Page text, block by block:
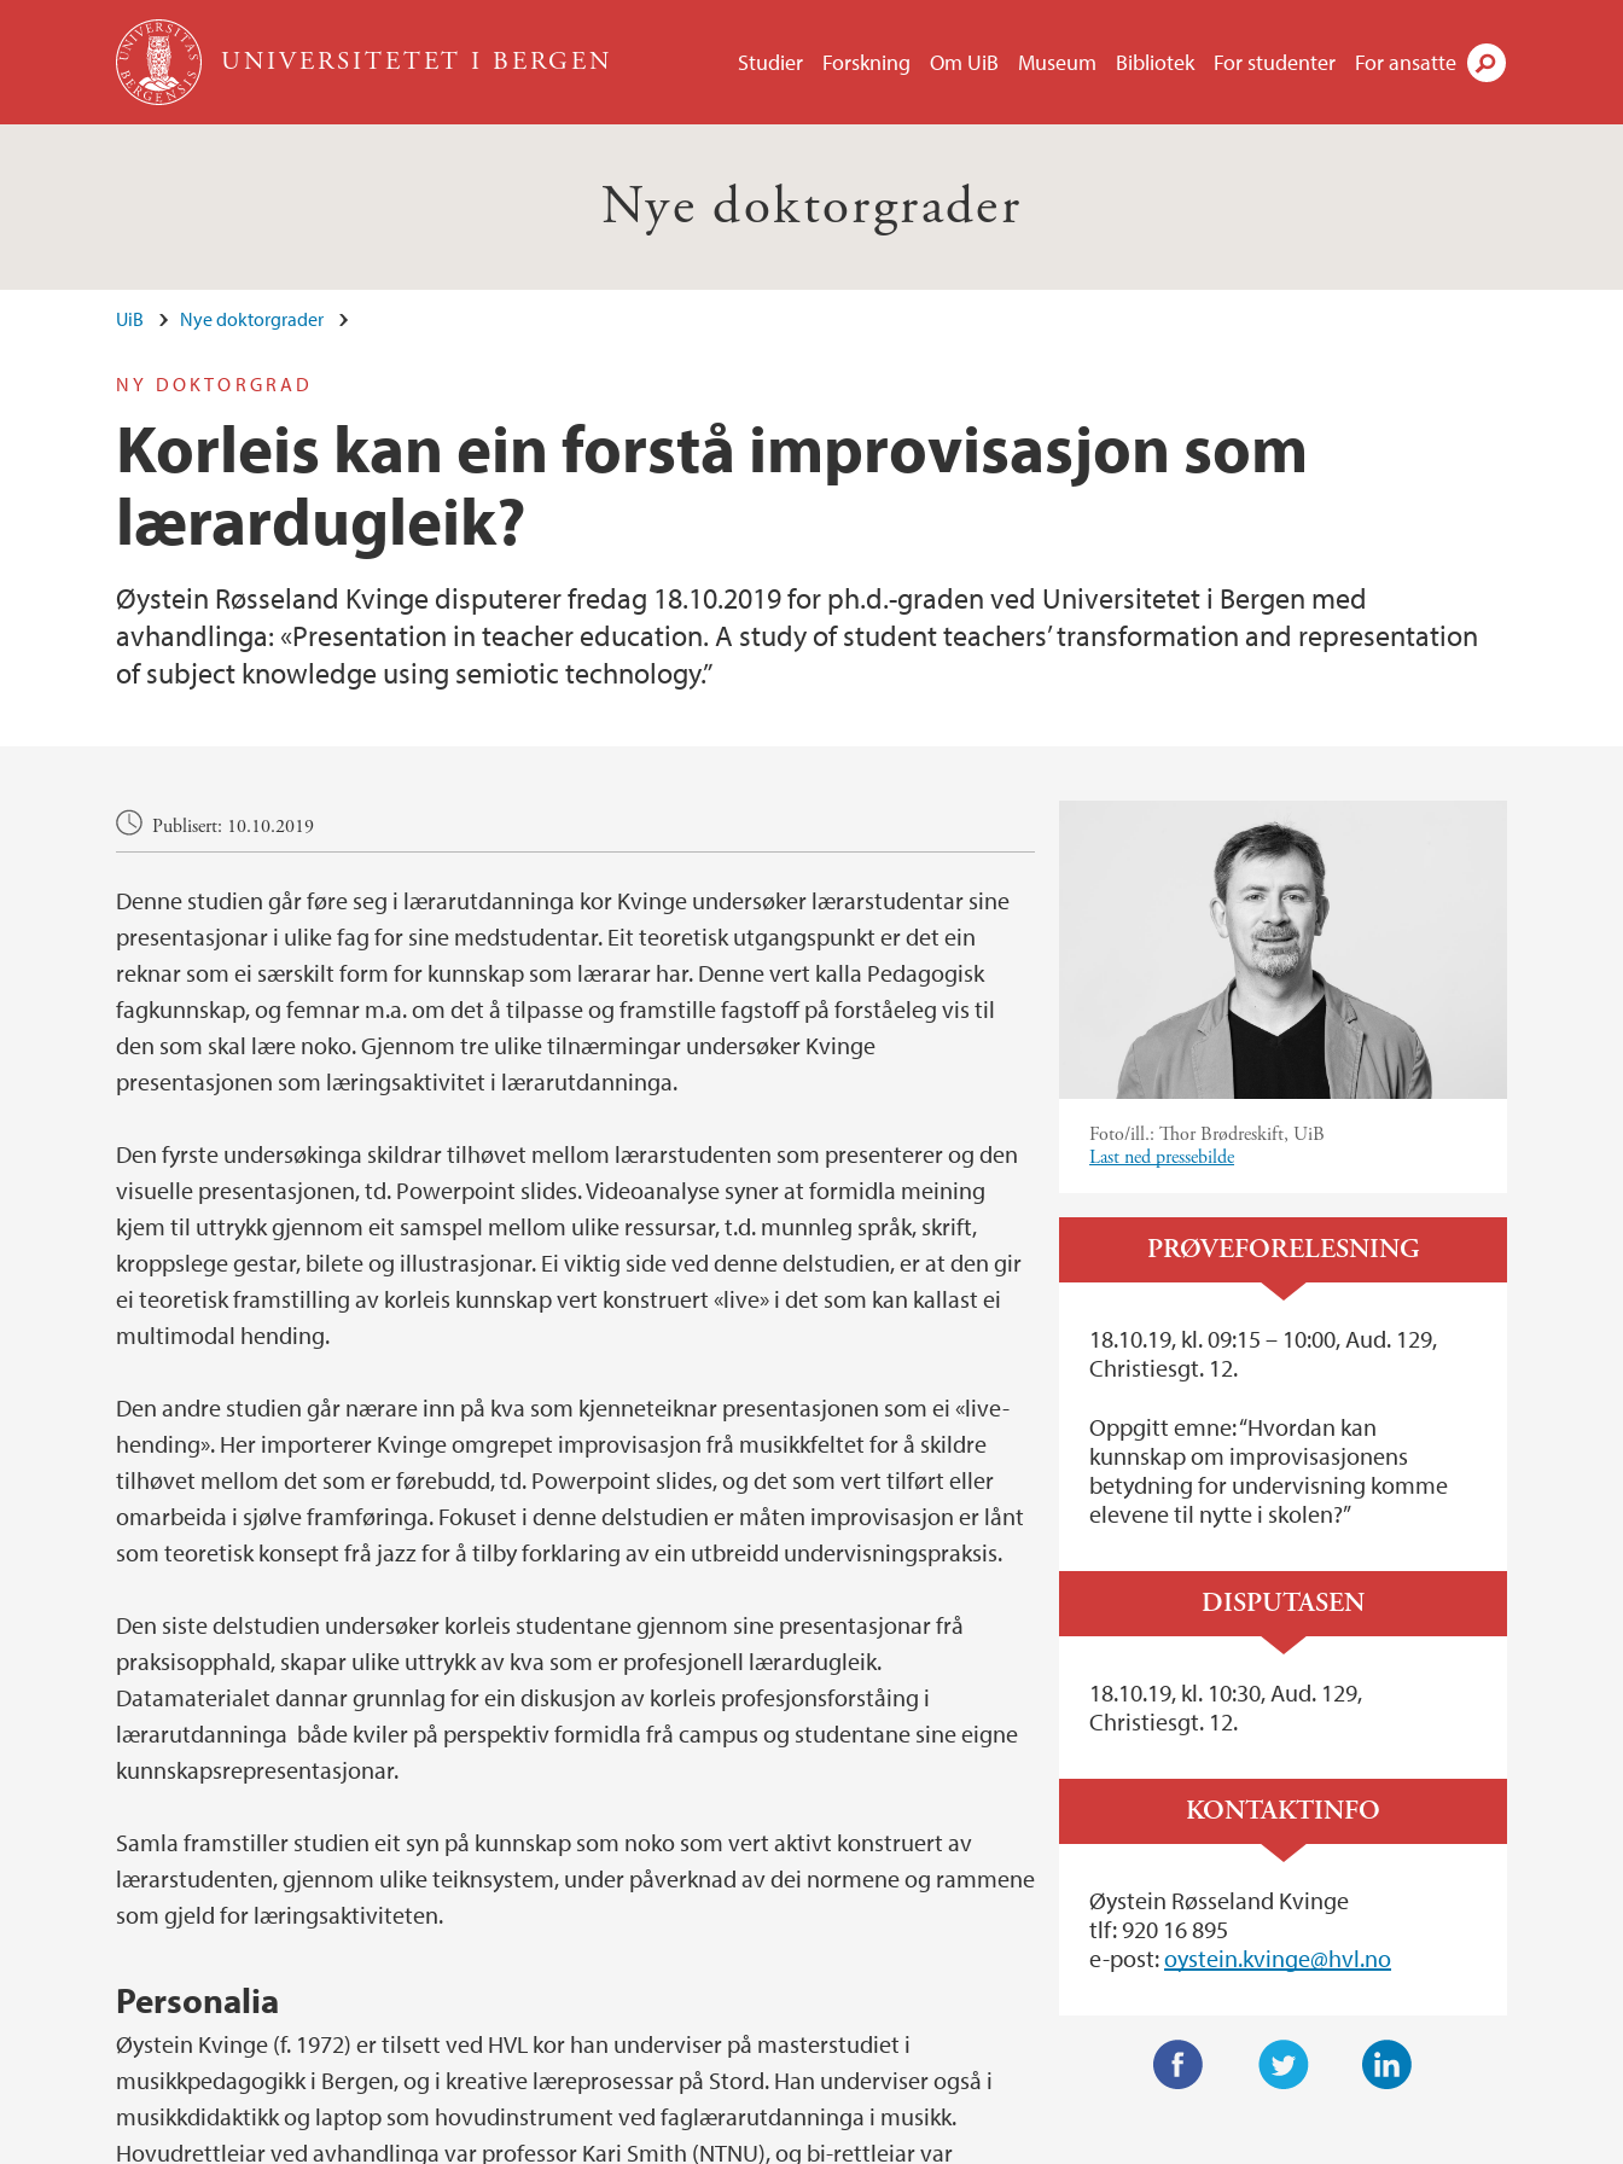
Hopp til hovedinnhold
UNIVERSITETET I BERGEN Studier Forskning Om UiB Museum Bibliotek For studenter For ansatte
Nye doktorgrader
UiB Nye doktorgrader
NY DOKTORGRAD
Korleis kan ein forstå improvisasjon som
lærardugleik?
Øystein Røsseland Kvinge disputerer fredag 18.10.2019 for ph.d.-graden ved Universitetet i Bergen med
avhandlinga: «Presentation in teacher education. A study of student teachers’ transformation and representation
of subject knowledge using semiotic technology.”
HovedinnholdPublisert: 10.10.2019
Denne studien går føre seg i lærarutdanninga kor Kvinge undersøker lærarstudentar sine
presentasjonar i ulike fag for sine medstudentar. Eit teoretisk utgangspunkt er det ein
reknar som ei særskilt form for kunnskap som lærarar har. Denne vert kalla Pedagogisk
fagkunnskap, og femnar m.a. om det å tilpasse og framstille fagstoff på forståeleg vis til
den som skal lære noko. Gjennom tre ulike tilnærmingar undersøker Kvinge
presentasjonen som læringsaktivitet i lærarutdanninga.
Den fyrste undersøkinga skildrar tilhøvet mellom lærarstudenten som presenterer og den
visuelle presentasjonen, td. Powerpoint slides. Videoanalyse syner at formidla meining
kjem til uttrykk gjennom eit samspel mellom ulike ressursar, t.d. munnleg språk, skrift,
kroppslege gestar, bilete og illustrasjonar. Ei viktig side ved denne delstudien, er at den gir
ei teoretisk framstilling av korleis kunnskap vert konstruert «live» i det som kan kallast ei
multimodal hending.
Den andre studien går nærare inn på kva som kjenneteiknar presentasjonen som ei «live-
hending». Her importerer Kvinge omgrepet improvisasjon frå musikkfeltet for å skildre
tilhøvet mellom det som er førebudd, td. Powerpoint slides, og det som vert tilført eller
omarbeida i sjølve framføringa. Fokuset i denne delstudien er måten improvisasjon er lånt
som teoretisk konsept frå jazz for å tilby forklaring av ein utbreidd undervisningspraksis.
Den siste delstudien undersøker korleis studentane gjennom sine presentasjonar frå
praksisopphald, skapar ulike uttrykk av kva som er profesjonell lærardugleik.
Datamaterialet dannar grunnlag for ein diskusjon av korleis profesjonsforståing i
lærarutdanninga både kviler på perspektiv formidla frå campus og studentane sine eigne
kunnskapsrepresentasjonar.
Samla framstiller studien eit syn på kunnskap som noko som vert aktivt konstruert av
lærarstudenten, gjennom ulike teiknsystem, under påverknad av dei normene og rammene
som gjeld for læringsaktiviteten.
Personalia
Øystein Kvinge (f. 1972) er tilsett ved HVL kor han underviser på masterstudiet i
musikkpedagogikk i Bergen, og i kreative læreprosessar på Stord. Han underviser også i
musikkdidaktikk og laptop som hovudinstrument ved faglærarutdanninga i musikk.
Hovudrettleiar ved avhandlinga var professor Kari Smith (NTNU), og bi-rettleiar var
Foto/ill.:Thor Brødreskift, UiB
Last ned pressebilde
PRØVEFORELESNING
18.10.19, kl. 09:15 – 10:00, Aud. 129,
Christiesgt. 12.
Oppgitt emne: “Hvordan kan
kunnskap om improvisasjonens
betydning for undervisning komme
elevene til nytte i skolen?”
DISPUTASEN
18.10.19, kl. 10:30, Aud. 129,
Christiesgt. 12.
KONTAKTINFO
Øystein Røsseland Kvinge
tlf: 920 16 895
e-post:oystein.kvinge@hvl.no